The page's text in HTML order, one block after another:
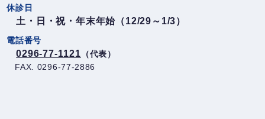
休診日
土・日・祝・年末年始（12/29～1/3）
電話番号
0296-77-1121 （代表）
FAX. 0296-77-2886